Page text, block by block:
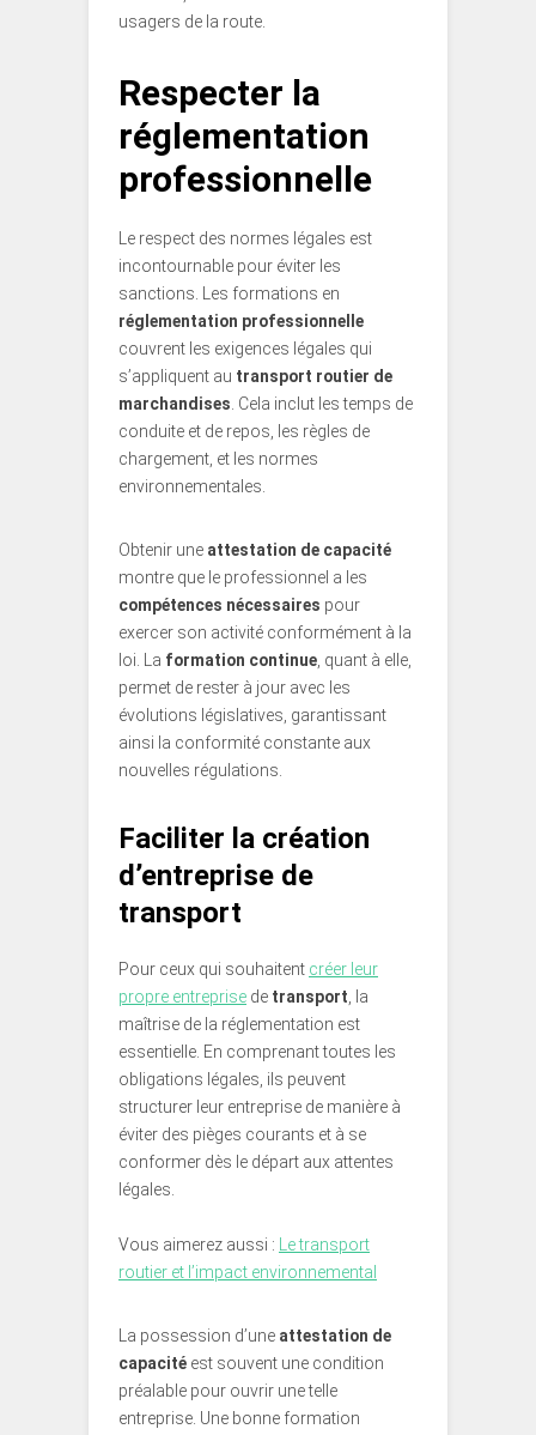
usagers de la route.
Respecter la
réglementation
professionnelle
Le respect des normes légales est
incontournable pour éviter les
sanctions. Les formations en
réglementation professionnelle
couvrent les exigences légales qui
s’appliquent au transport routier de
marchandises . Cela inclut les temps de
conduite et de repos, les règles de
chargement, et les normes
environnementales.
Obtenir une attestation de capacité
montre que le professionnel a les
compétences nécessaires pour
exercer son activité conformément à la
loi. La formation continue , quant à elle,
permet de rester à jour avec les
évolutions législatives, garantissant
ainsi la conformité constante aux
nouvelles régulations.
Faciliter la création
d’entreprise de
transport
Pour ceux qui souhaitent créer leur
propre entreprise de transport , la
maîtrise de la réglementation est
essentielle. En comprenant toutes les
obligations légales, ils peuvent
structurer leur entreprise de manière à
éviter des pièges courants et à se
conformer dès le départ aux attentes
légales.
Vous aimerez aussi :
Le transport
routier et l’impact environnemental
La possession d’une attestation de
capacité est souvent une condition
préalable pour ouvrir une telle
entreprise. Une bonne formation